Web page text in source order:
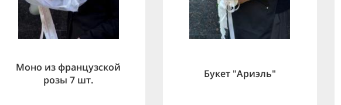
Моно из французской
розы 7 шт.
Букет "Ариэль"